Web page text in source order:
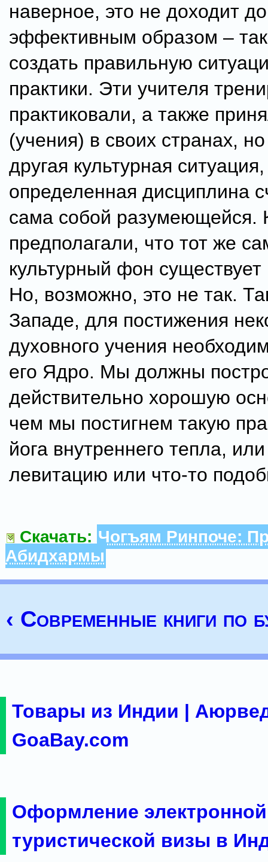
наверное, это не доходит
эффективным образом –
создать правильную
практики. Эти учителя
практиковали, а также
(учения) в своих странах,
другая культурная
определенная дисциплина
сама собой разумеющейся.
предполагали, что тот же
культурный фон
Но, возможно, это не так.
Западе, для постижения
духовного учения
его Ядро. Мы должны
действительно хорошую
чем мы постигнем такую
йога внутреннего тепла,
левитацию или что-то
Скачать: Чогъям Ринпоче:
Абидхармы
‹ Современные книги по
Товары из Индии |
GoaBay.com
Оформление электронной
туристической визы в